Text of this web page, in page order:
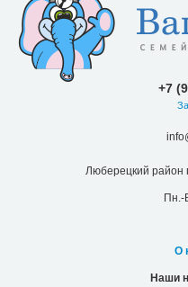
+7
Люберецкий район
Пн.-
О
Наши